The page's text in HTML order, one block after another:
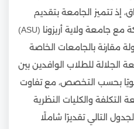
إذ تتميز الجامعة بتقديم
تعليم عالمي المستوى بالشراكة مع جامعة ولاية أريزونا (ASU)
مقارنة بالجامعات الخاصة
الجلالة للطلاب الوافدين بين
سنويًا بحسب التخصص، مع تفاوت
التكلفة والكليات النظرية
التالي تقديرًا شاملًا